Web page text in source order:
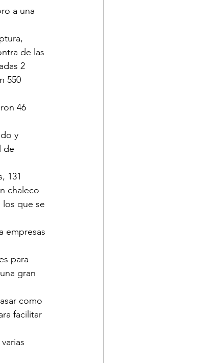
a una
de las
2
550
46
y
de
131
chaleco
que se
empresas
para
gran
como
facilitar